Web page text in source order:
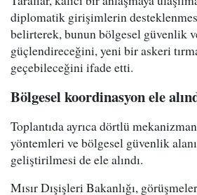
diplomatik girişimlerin
belirterek, bunun bölgesel güvenlik
güçlendireceğini, yeni bir askeri
geçebileceğini ifade etti.
Bölgesel koordinasyon ele
Toplantıda ayrıca dörtlü
yöntemleri ve bölgesel güvenlik
geliştirilmesi de ele alındı.
Mısır Dışişleri Bakanlığı,